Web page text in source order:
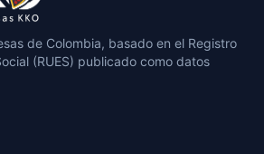
de Colombia, basado en el Registro
(RUES) publicado como datos